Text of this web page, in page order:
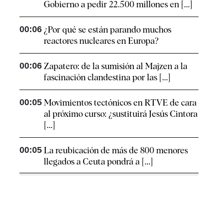
Gobierno a pedir 22.500 millones en [...]
00:06 ¿Por qué se están parando muchos
reactores nucleares en Europa?
00:06 Zapatero: de la sumisión al Majzen a la
fascinación clandestina por las [...]
00:05 Movimientos tectónicos en RTVE de cara
al próximo curso: ¿sustituirá Jesús Cintora
[...]
00:05 La reubicación de más de 800 menores
llegados a Ceuta pondrá a [...]